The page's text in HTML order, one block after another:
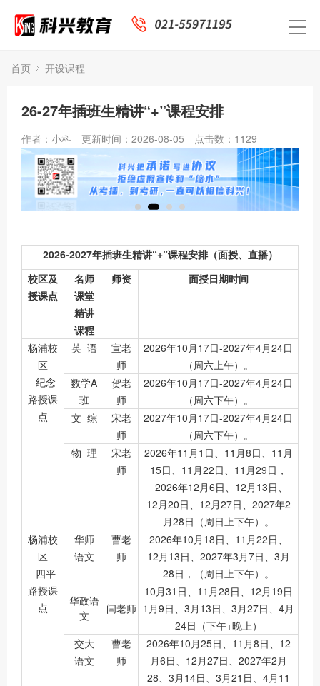
首页 开设课程
26-27年插班生精讲“+”课程安排
作者：小科 更新时间：2026-08-05 点击数： 1129
2026-2027年插班生精讲“+”课程安排（面授、直播）
校区及
授课点
名师
课堂
精讲
课程
师资 面授日期时间
杨浦校
区
纪念
路授课
点
英 语
宣老
师
2026年10月17日-2027年4月24日
（周六上午）。
数学A
班
贺老
师
2026年10月17日-2027年4月24日
（周六下午）。
文 综
宋老
师
2027年10月17日-2027年4月24日
（周六下午）。
物 理
宋老
师
2026年11月1日、11月8日、11月
15日、11月22日、11月29日，
2026年12月6日、12月13日、
12月20日、12月27日、2027年2
月28日（周日上下午）。
杨浦校
区
四平
路授课
点
华师
语文
曹老
师
2026年10月18日、11月22日、
12月13日、2027年3月7日、3月
28日，（周日上下午）。
华政语
文
闫老师
10月31日、11月28日、12月19日
1月9日、3月13日、3月27日、4月
24日（下午+晚上）
交大
语文
曹老
师
2026年10月25日、11月8日、12
月6日、12月27日、2027年2月
28、3月14日、3月21日、4月11